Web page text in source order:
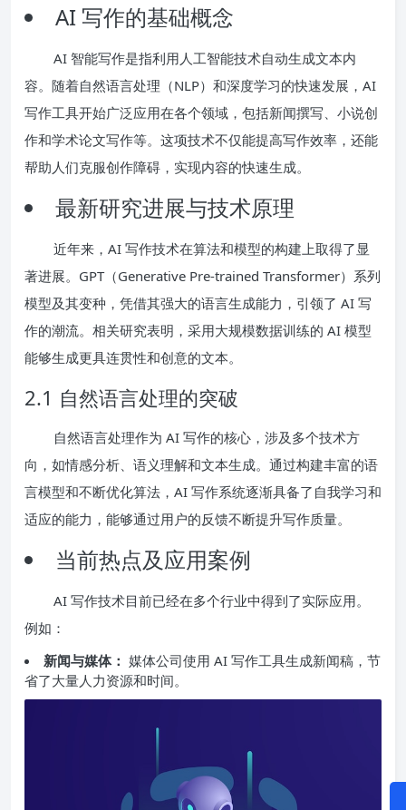
AI 写作的基础概念
AI 智能写作是指利用人工智能技术自动生成文本内
容。随着自然语言处理（NLP）和深度学习的快速发展，AI
写作工具开始广泛应用在各个领域，包括新闻撰写、小说创
作和学术论文写作等。这项技术不仅能提高写作效率，还能
帮助人们克服创作障碍，实现内容的快速生成。
最新研究进展与技术原理
近年来，AI 写作技术在算法和模型的构建上取得了显
著进展。GPT（Generative Pre-trained Transformer）系列
模型及其变种，凭借其强大的语言生成能力，引领了 AI 写
作的潮流。相关研究表明，采用大规模数据训练的 AI 模型
能够生成更具连贯性和创意的文本。
2.1 自然语言处理的突破
自然语言处理作为 AI 写作的核心，涉及多个技术方
向，如情感分析、语义理解和文本生成。通过构建丰富的语
言模型和不断优化算法，AI 写作系统逐渐具备了自我学习和
适应的能力，能够通过用户的反馈不断提升写作质量。
当前热点及应用案例
AI 写作技术目前已经在多个行业中得到了实际应用。
例如：
新闻与媒体： 媒体公司使用 AI 写作工具生成新闻稿，节
省了大量人力资源和时间。